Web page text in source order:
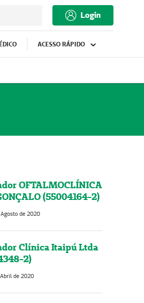
Login
ACESSO RÁPIDO
OFTALMOCLÍNICA
(55004164-2)
de 2020
Clínica Itaipú Ltda
2)
de 2020